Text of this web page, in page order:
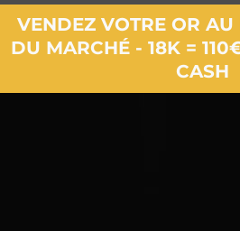
VENDEZ VOTRE OR
DU MARCHÉ - 18K =
CASH